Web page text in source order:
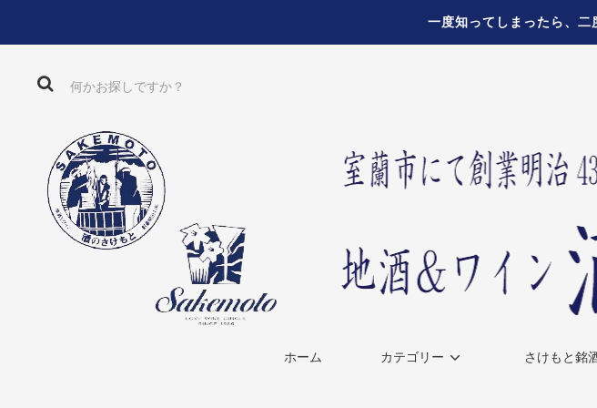
一度知ってしまったら、
ホーム カテゴリー さけもと銘